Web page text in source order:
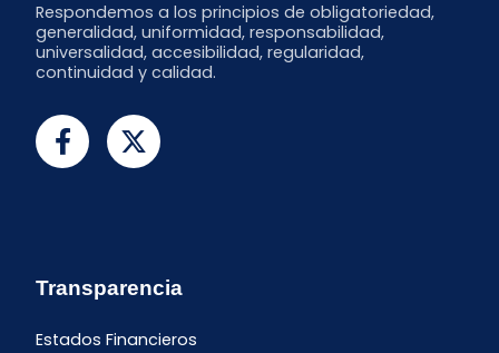
Respondemos a los principios de obligatoriedad,
generalidad, uniformidad, responsabilidad,
universalidad, accesibilidad, regularidad,
continuidad y calidad.
Transparencia
Estados Financieros